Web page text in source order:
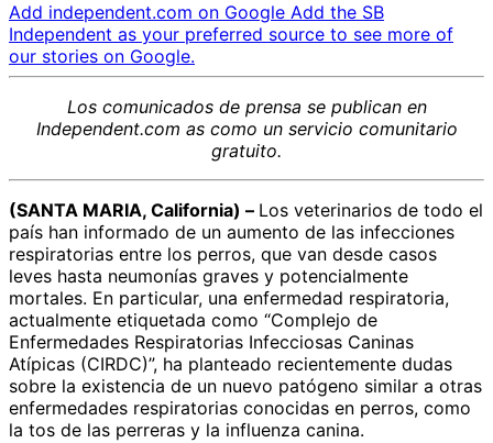
Add independent.com on Google Add the SB
Independent as your preferred source to see more of
our stories on Google.
Los comunicados de prensa se publican en
Independent.com ascomo un servicio comunitario
gratuito.
(SANTA MARIA, California) – Los veterinarios de todo el
país han informado de un aumento de las infecciones
respiratorias entre los perros, que van desde casos
leves hasta neumonías graves y potencialmente
mortales. En particular, una enfermedad respiratoria,
actualmente etiquetada como “Complejo de
Enfermedades Respiratorias Infecciosas Caninas
Atípicas (CIRDC)”, ha planteado recientemente dudas
sobre la existencia de un nuevo patógeno similar a otras
enfermedades respiratorias conocidas en perros, como
la tos de las perreras y la influenza canina.